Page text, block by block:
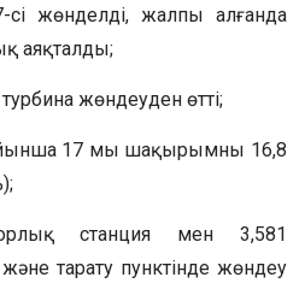
сі жөнделді, жалпы алғанда
аяқталды;
жөндеуден өтті;
17 мың шақырымның 16,8
станция мен 3,581
тарату пунктінде жөндеу